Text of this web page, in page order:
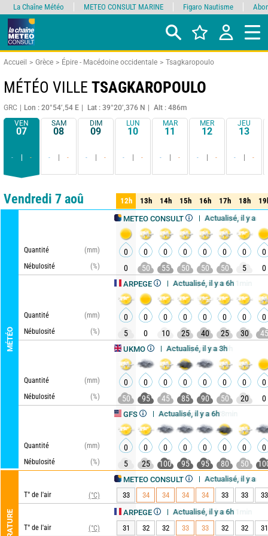
Accueil Grèce Épire - Macédoine occidentale Tsagkaropoulo
MÉTÉO VILLE TSAGKAROPOULO
GRC Lon : 20°54’,54 E Lat : 39°20’,376 N
Alt : 486m
VEN
07
- -
SAM
08
- -
DIM
09
- -
LUN
10
- -
MAR
11
- -
MER
12
- -
JEU
13
- -
Comparateur détaillé synthétique
Vendredi 7 aoû
MÉTÉO
METEO CONSULT Actualisé, il y a 14min
Mise à jour dans 6h
Quantité
(mm)
Nébulosité
(%)
ARPEGE Actualisé, il y a 6h
Mise à jour dans 11min
Quantité
(mm)
Nébulosité
(%)
UKMO Actualisé, il y a 3h
Mise à jour dans 9h
Quantité
(mm)
Nébulosité
(%)
Actualisé, il y a 6h
Mise à jour dans 28min
Quantité
(mm)
Nébulosité
(%)
METEO CONSULT Actualisé, il y a 14min
Mise à jour dans 6h
T° de l'air (°C)
ARPEGE Actualisé, il y a 6h
Mise à jour dans 11min
T° de l'air (°C)
12h 13h 14h 15h 16h 17h 18h
12h 13h 14h 15h 16h 17h 18h
0 0 0 0 0 0 0
0
0
50 55 50 50 50 5 0
0 0 0 0 0 0 0
0
5
0 10 25 40 25 30 45
0 0 0 0 0 0 0
0
50
95 45 85 90 50 20 0
0 0 0 0 0 0 0
0
5
25 100 95 95 80 50
33 34 34 34 34 33 33 33
31 32 32 33 33 32 32 31
La Chaîne Météo METEO CONSULT MARINE Figaro Nautisme